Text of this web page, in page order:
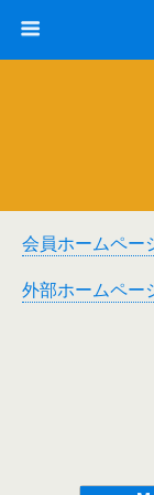
会員ホームペー
外部ホームペー